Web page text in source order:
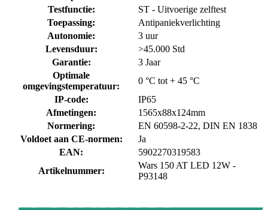
Testfunctie:
ST - Uitvoerige zelftest
Toepassing:
Antipaniekverlichting
Autonomie:
3 uur
Levensduur:
>45.000 Std
Garantie:
3 Jaar
Optimale
omgevingstemperatuur:
0 °C tot + 45 °C
IP-code:
IP65
Afmetingen:
1565x88x124mm
Normering:
EN 60598-2-22, DIN EN 1838
Voldoet aan CE-normen:
Ja
EAN:
5902270319583
Artikelnummer:
Wars 150 AT LED 12W -
P93148